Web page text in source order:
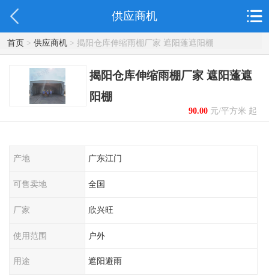
供应商机
首页> 供应商机> 揭阳仓库伸缩雨棚厂家 遮阳蓬遮阳棚
揭阳仓库伸缩雨棚厂家 遮阳蓬遮
阳棚
90.00元/平方米 起
产地 广东江门
可售卖地 全国
厂家 欣兴旺
使用范围 户外
用途 遮阳避雨